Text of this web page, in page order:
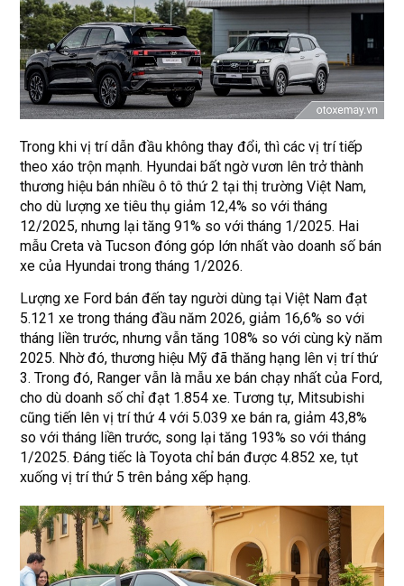
Trong khi vị trí dẫn đầu không thay đổi, thì các vị trí tiếp
theo xáo trộn mạnh. Hyundai bất ngờ vươn lên trở thành
thương hiệu bán nhiều ô tô thứ 2 tại thị trường Việt Nam,
cho dù lượng xe tiêu thụ giảm 12,4% so với tháng
12/2025, nhưng lại tăng 91% so với tháng 1/2025. Hai
mẫu Creta và Tucson đóng góp lớn nhất vào doanh số bán
xe của Hyundai trong tháng 1/2026.
Lượng xe Ford bán đến tay người dùng tại Việt Nam đạt
5.121 xe trong tháng đầu năm 2026, giảm 16,6% so với
tháng liền trước, nhưng vẫn tăng 108% so với cùng kỳ năm
2025. Nhờ đó, thương hiệu Mỹ đã thăng hạng lên vị trí thứ
3. Trong đó, Ranger vẫn là mẫu xe bán chạy nhất của Ford,
cho dù doanh số chỉ đạt 1.854 xe. Tương tự, Mitsubishi
cũng tiến lên vị trí thứ 4 với 5.039 xe bán ra, giảm 43,8%
so với tháng liền trước, song lại tăng 193% so với tháng
1/2025. Đáng tiếc là Toyota chỉ bán được 4.852 xe, tụt
xuống vị trí thứ 5 trên bảng xếp hạng.